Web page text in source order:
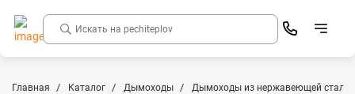
Главная Каталог Дымоходы Дымоходы из нержавеющей стали